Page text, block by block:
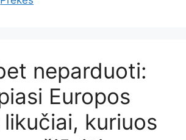
neparduoti:
Europos
kuriuos